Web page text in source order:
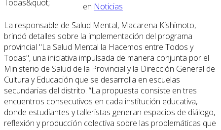
en Noticias
La responsable de Salud Mental, Macarena Kishimoto,
brindó detalles sobre la implementación del programa
provincial "La Salud Mental la Hacemos entre Todos y
Todas", una iniciativa impulsada de manera conjunta por el
Ministerio de Salud de la Provincial y la Dirección General de
Cultura y Educación que se desarrolla en escuelas
secundarias del distrito. “La propuesta consiste en tres
encuentros consecutivos en cada institución educativa,
donde estudiantes y talleristas generan espacios de diálogo,
reflexión y producción colectiva sobre las problemáticas que